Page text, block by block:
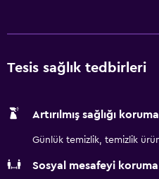
klimalı odalar sağlar. İçinde
nevresim takımı ve havlu
resepsiyonda konuşulan diller
Tesis sağlık tedbirleri
Artırılmış sağlığı
Günlük temizlik, temizlik
Sosyal mesafeyi